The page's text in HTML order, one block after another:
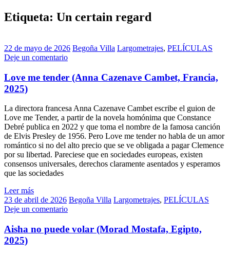
Etiqueta: Un certain regard
22 de mayo de 2026 Begoña Villa Largometrajes, PELÍCULAS
Deje un comentario
Love me tender (Anna Cazenave Cambet, Francia,
2025)
La directora francesa Anna Cazenave Cambet escribe el guion de
Love me Tender, a partir de la novela homónima que Constance
Debré publica en 2022 y que toma el nombre de la famosa canción
de Elvis Presley de 1956. Pero Love me tender no habla de un amor
romántico si no del alto precio que se ve obligada a pagar Clemence
por su libertad. Pareciese que en sociedades europeas, existen
consensos universales, derechos claramente asentados y esperamos
que las sociedades
Leer más
23 de abril de 2026 Begoña Villa Largometrajes, PELÍCULAS
Deje un comentario
Aisha no puede volar (Morad Mostafa, Egipto,
2025)